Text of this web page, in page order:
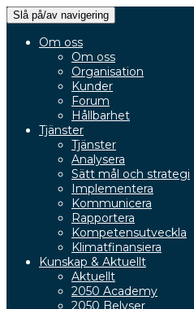
Slå på/av navigering
Om oss
Om oss
Organisation
Kunder
Forum
Hållbarhet
Tjänster
Tjänster
Analysera
Sätt mål och strategi
Implementera
Kommunicera
Rapportera
Kompetensutveckla
Klimatfinansiera
Kunskap & Aktuellt
Aktuellt
2050 Academy
2050 Belyser